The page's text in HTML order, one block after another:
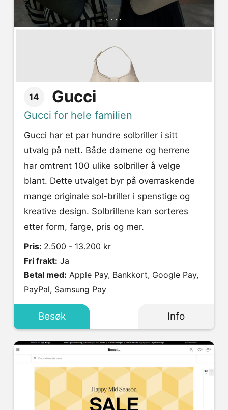
14 Gucci
Gucci for hele familien
Gucci har et par hundre solbriller i sitt
utvalg på nett. Både damene og herrene
har omtrent 100 ulike solbriller å velge
blant. Dette utvalget byr på overraskende
mange originale sol-briller i spenstige og
kreative design. Solbrillene kan sorteres
etter form, farge, pris og mer.
Pris: 2.500 - 13.200 kr
Fri frakt: Ja
Betal med:
PayPal, Samsung Pay
Besøk Info